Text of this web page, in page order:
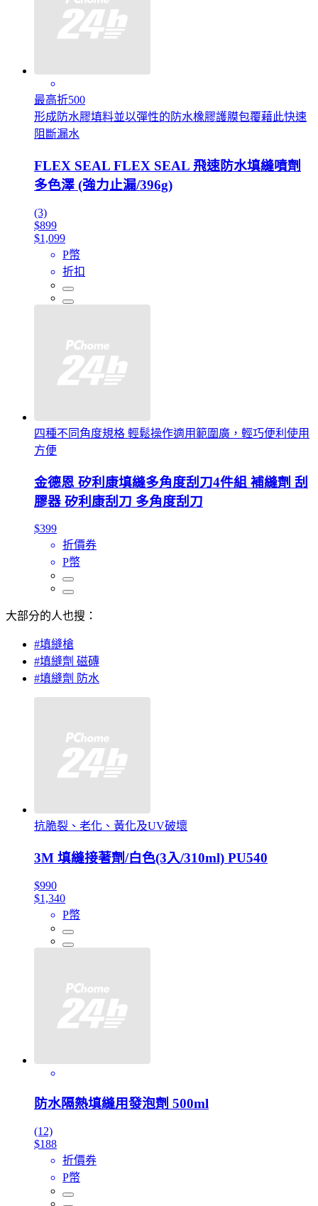
最高折500
形成防水膠填料並以彈性的防水橡膠護膜包覆藉此快速
阻斷漏水
FLEX SEAL FLEX SEAL 飛速防水填縫噴劑
多色澤 (強力止漏/396g)
(3)
$899
$1,099
P幣
折扣
四種不同角度規格 輕鬆操作適用範圍廣，輕巧便利使用
方便
金德恩 矽利康填縫多角度刮刀4件組 補縫劑 刮
膠器 矽利康刮刀 多角度刮刀
$399
折價券
P幣
大部分的人也搜：
#填縫槍
#填縫劑 磁磚
#填縫劑 防水
抗脆裂、老化、黃化及UV破壞
3M 填縫接著劑/白色(3入/310ml) PU540
$990
$1,340
P幣
防水隔熱填縫用發泡劑 500ml
(12)
$188
折價券
P幣